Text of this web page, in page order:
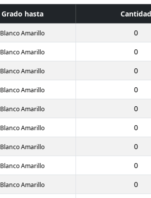
Grado hasta
Cantidad
Blanco Amarillo
0
Blanco Amarillo
0
Blanco Amarillo
0
Blanco Amarillo
0
Blanco Amarillo
0
Blanco Amarillo
0
Blanco Amarillo
0
Blanco Amarillo
0
Blanco Amarillo
0